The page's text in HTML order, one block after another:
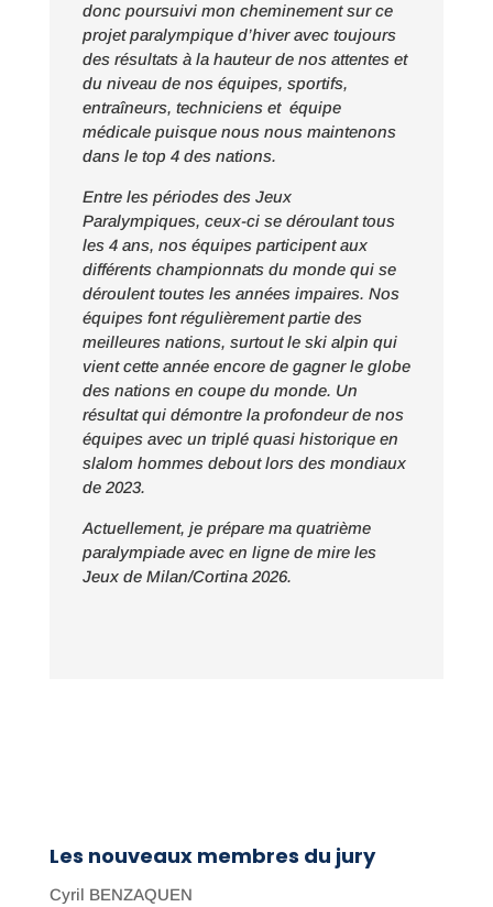
donc poursuivi mon cheminement sur ce
projet paralympique d’hiver avec toujours
des résultats à la hauteur de nos attentes et
du niveau de nos équipes, sportifs,
entraîneurs, techniciens et équipe
médicale puisque nous nous maintenons
dans le top 4 des nations.
Entre les périodes des Jeux
Paralympiques, ceux-ci se déroulant tous
les 4 ans, nos équipes participent aux
différents championnats du monde qui se
déroulent toutes les années impaires. Nos
équipes font régulièrement partie des
meilleures nations, surtout le ski alpin qui
vient cette année encore de gagner le globe
des nations en coupe du monde. Un
résultat qui démontre la profondeur de nos
équipes avec un triplé quasi historique en
slalom hommes debout lors des mondiaux
de 2023.
Actuellement, je prépare ma quatrième
paralympiade avec en ligne de mire les
Jeux de Milan/Cortina 2026.
Les nouveaux membres du jury
Cyril BENZAQUEN